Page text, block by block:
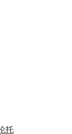
托